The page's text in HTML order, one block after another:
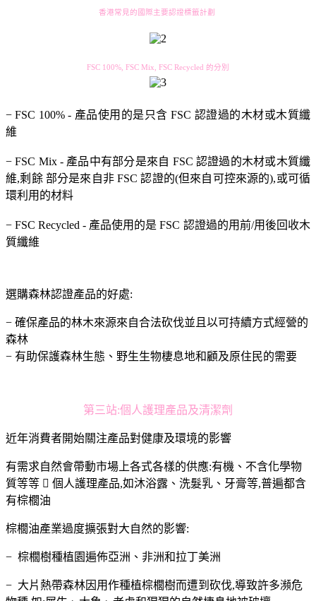
香港常見的國際主要認證標籤計劃
FSC 100%, FSC Mix, FSC Recycled 的分別
− FSC 100% - 產品使用的是只含 FSC 認證過的木材或木質纖
維
− FSC Mix - 產品中有部分是來自 FSC 認證過的木材或木質纖
維,剩餘 部分是來自非 FSC 認證的(但來自可控來源的),或可循
環利用的材料
− FSC Recycled - 產品使用的是 FSC 認證過的用前/用後回收木
質纖維
選購森林認證產品的好處:
− 確保產品的林木來源來自合法砍伐並且以可持續方式經營的
森林
− 有助保護森林生態、野生生物棲息地和顧及原住民的需要
第三站:個人護理產品及清潔劑
近年消費者開始關注產品對健康及環境的影響
有需求自然會帶動市場上各式各樣的供應:有機、不含化學物
質等等  個人護理產品,如沐浴露、洗髮乳、牙膏等,普遍都含
有棕櫚油
棕櫚油產業過度擴張對大自然的影響:
− 棕櫚樹種植園遍佈亞洲、非洲和拉丁美洲
− 大片熱帶森林因用作種植棕櫚樹而遭到砍伐,導致許多瀕危